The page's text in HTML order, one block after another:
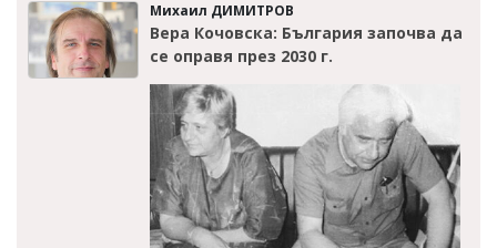
Михаил ДИМИТРОВ
Вера Кочовска: България започва да
се оправя през 2030 г.